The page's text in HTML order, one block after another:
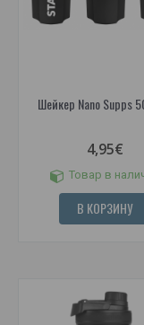
Шейкер Nano Supps
4,95€
Товар в
В КОРЗИНУ